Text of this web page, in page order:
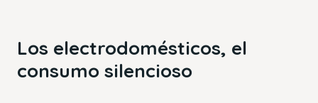
Los electrodomésticos, el
consumo silencioso